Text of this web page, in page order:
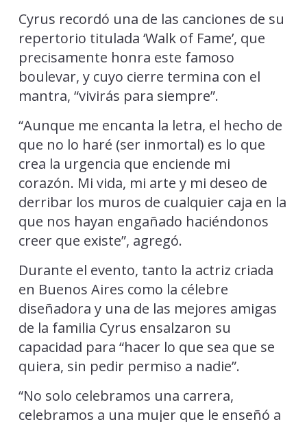
Cyrus recordó una de las canciones de su
repertorio titulada ‘Walk of Fame’, que
precisamente honra este famoso
boulevar, y cuyo cierre termina con el
mantra, “vivirás para siempre”.
“Aunque me encanta la letra, el hecho de
que no lo haré (ser inmortal) es lo que
crea la urgencia que enciende mi
corazón. Mi vida, mi arte y mi deseo de
derribar los muros de cualquier caja en la
que nos hayan engañado haciéndonos
creer que existe”, agregó.
Durante el evento, tanto la actriz criada
en Buenos Aires como la célebre
diseñadora y una de las mejores amigas
de la familia Cyrus ensalzaron su
capacidad para “hacer lo que sea que se
quiera, sin pedir permiso a nadie”.
“No solo celebramos una carrera,
celebramos a una mujer que le enseñó a